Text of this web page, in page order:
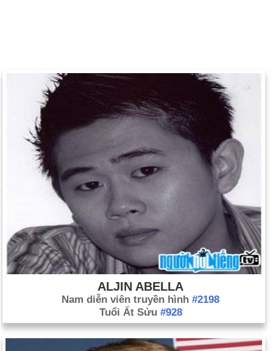
ALJIN ABELLA
Nam diễn viên truyền hình #2198
Tuổi Ất Sửu #928